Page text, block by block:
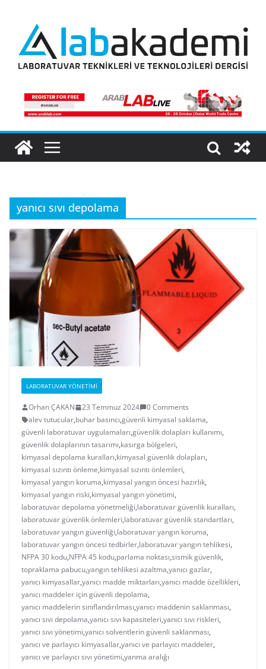
content
yanıcı sıvı depolama
LABORATUVAR YÖNETIMI
Orhan ÇAKAN 23 Temmuz 2024
0 Comments
alev tutucular,buhar basıncı,güvenli kimyasal saklama,
güvenli laboratuvar uygulamaları,güvenlik dolapları kullanımı,
güvenlik dolaplarının tasarımı,kasırga bölgeleri,
kimyasal depolama kuralları,kimyasal güvenlik dolapları,
kimyasal sızıntı önleme,kimyasal sızıntı önlemleri,
kimyasal yangın koruma,kimyasal yangın öncesi hazırlık,
kimyasal yangın riski,kimyasal yangın yönetimi,
laboratuvar depolama yönetmeliği,laboratuvar güvenlik kuralları,
laboratuvar güvenlik önlemleri,laboratuvar güvenlik standartları,
laboratuvar yangın güvenliği,laboratuvar yangın koruma,
laboratuvar yangın öncesi tedbirler,laboratuvar yangın tehlikesi,
NFPA 30 kodu,NFPA 45 kodu,parlama noktası,sismik güvenlik,
topraklama pabucu,yangın tehlikesi azaltma,yanıcı gazlar,
yanıcı kimyasallar,yanıcı madde miktarları,yanıcı madde özellikleri,
yanıcı maddeler için güvenli depolama,
yanıcı maddelerin sınıflandırılması,yanıcı maddenin saklanması,
yanıcı sıvı depolama,yanıcı sıvı kapasiteleri,yanıcı sıvı riskleri,
yanıcı sıvı yönetimi,yanıcı solventlerin güvenli saklanması,
yanıcı ve parlayıcı kimyasallar,yanıcı ve parlayıcı maddeler,
yanıcı ve parlayıcı sıvı yönetimi,yanma aralığı